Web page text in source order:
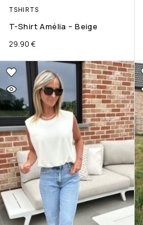
TSHIRTS
T-Shirt Amélia – Beige
29.90 €